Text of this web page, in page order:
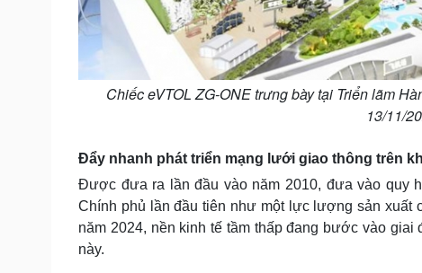
Chiếc eVTOL ZG-ONE trưng bày tại Triển lãm
13/11/
Đẩy nhanh phát triển mạng lưới giao thông trên
Được đưa ra lần đầu vào năm 2010, đưa vào quy
Chính phủ lần đầu tiên như một lực lượng sản
năm 2024, nền kinh tế tầm thấp đang bước vào giai
này.